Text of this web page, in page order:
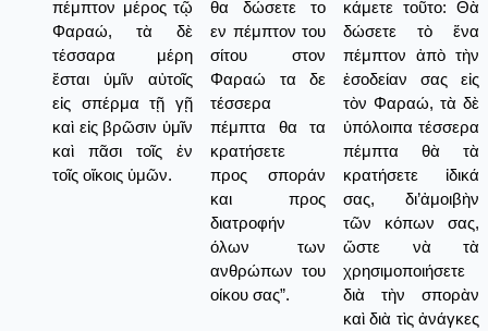
πέμπτον μέρος τῷ
Φαραώ, τὰ δὲ
τέσσαρα μέρη
ἔσται ὑμῖν αὐτοῖς
εἰς σπέρμα τῇ γῇ
καὶ εἰς βρῶσιν ὑμῖν
καὶ πᾶσι τοῖς ἐν
τοῖς οἴκοις ὑμῶν.
θα δώσετε το
εν πέμπτον του
σίτου στον
Φαραώ τα δε
τέσσερα
πέμπτα θα τα
κρατήσετε
προς σποράν
και προς
διατροφήν
όλων των
ανθρώπων του
οίκου σας”.
κάμετε τοῦτο: Θὰ
δώσετε τὸ ἕνα
πέμπτον ἀπὸ τὴν
ἐσοδείαν σας εἰς
τὸν Φαραώ, τὰ δὲ
ὑπόλοιπα τέσσερα
πέμπτα θὰ τὰ
κρατήσετε ἰδικά
σας, δι’ἀμοιβὴν
τῶν κόπων σας,
ὥστε νὰ τὰ
χρησιμοποιήσετε
διὰ τὴν σπορὰν
καὶ διὰ τὶς ἀνάγκες